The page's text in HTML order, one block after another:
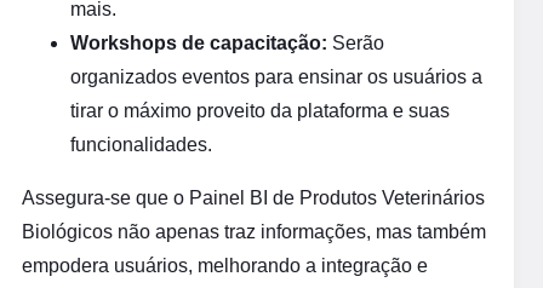
mais.
Workshops de capacitação: Serão
organizados eventos para ensinar os usuários a
tirar o máximo proveito da plataforma e suas
funcionalidades.
Assegura-se que o Painel BI de Produtos Veterinários
Biológicos não apenas traz informações, mas também
empodera usuários, melhorando a integração e